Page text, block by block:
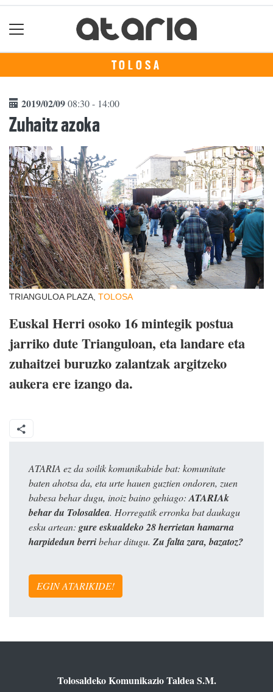
TOLOSA
2019/02/0908:30 - 14:00
Zuhaitz azoka
TRIANGULOA PLAZA, TOLOSA
Euskal Herri osoko 16 mintegik postua
jarriko dute Trianguloan, eta landare eta
zuhaitzei buruzko zalantzak argitzeko
aukera ere izango da.
ATARIA ez da soilik komunikabide bat: komunitate
baten ahotsa da, eta urte hauen guztien ondoren, zuen
babesa behar dugu, inoiz baino gehiago: ATARIAk
behar du Tolosaldea. Horregatik erronka bat daukagu
esku artean: gure eskualdeko 28 herrietan hamarna
harpidedun berribehar ditugu. Zu falta zara, bazatoz?
EGIN ATARIKIDE!
Tolosaldeko Komunikazio Taldea S.M.